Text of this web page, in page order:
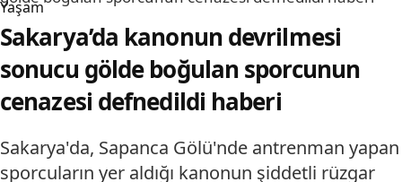
Yaşam
Sakarya’da kanonun devrilmesi
sonucu gölde boğulan sporcunun
cenazesi defnedildi haberi
Sakarya'da, Sapanca Gölü'nde antrenman yapan
sporcuların yer aldığı kanonun şiddetli rüzgar